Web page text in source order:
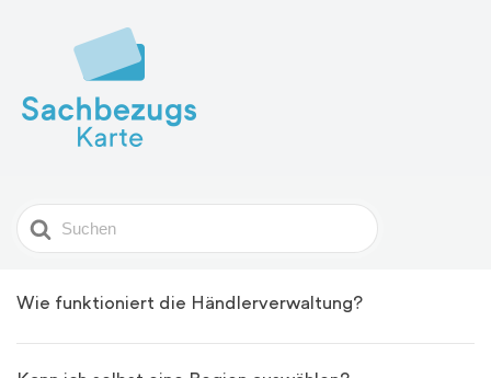
Search
For
Wie funktioniert die Händlerverwaltung?